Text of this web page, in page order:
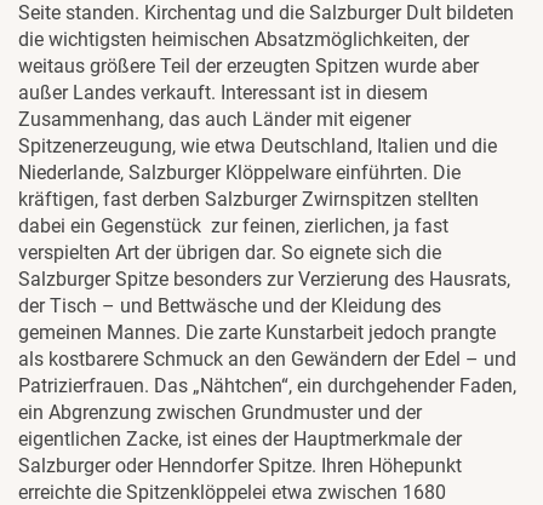
Seite standen. Kirchentag und die Salzburger Dult bildeten
die wichtigsten heimischen Absatzmöglichkeiten, der
weitaus größere Teil der erzeugten Spitzen wurde aber
außer Landes verkauft. Interessant ist in diesem
Zusammenhang, das auch Länder mit eigener
Spitzenerzeugung, wie etwa Deutschland, Italien und die
Niederlande, Salzburger Klöppelware einführten. Die
kräftigen, fast derben Salzburger Zwirnspitzen stellten
dabei ein Gegenstück zur feinen, zierlichen, ja fast
verspielten Art der übrigen dar. So eignete sich die
Salzburger Spitze besonders zur Verzierung des Hausrats,
der Tisch – und Bettwäsche und der Kleidung des
gemeinen Mannes. Die zarte Kunstarbeit jedoch prangte
als kostbarere Schmuck an den Gewändern der Edel – und
Patrizierfrauen. Das „Nähtchen“, ein durchgehender Faden,
ein Abgrenzung zwischen Grundmuster und der
eigentlichen Zacke, ist eines der Hauptmerkmale der
Salzburger oder Henndorfer Spitze. Ihren Höhepunkt
erreichte die Spitzenklöppelei etwa zwischen 1680